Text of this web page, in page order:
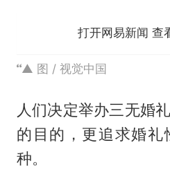
打开网易新闻 查
▲ 图 / 视觉中国
人们决定举办三无婚
的目的，更追求婚礼
种。